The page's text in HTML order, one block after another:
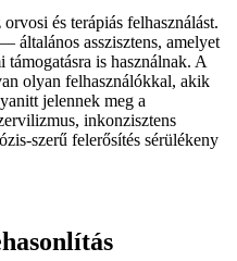
és terápiás felhasználást.
általános asszisztens, amelyet
is használnak. A
olyan felhasználókkal, akik
jelennek meg a
inkonzisztens
szerű felerősítés sérülékeny